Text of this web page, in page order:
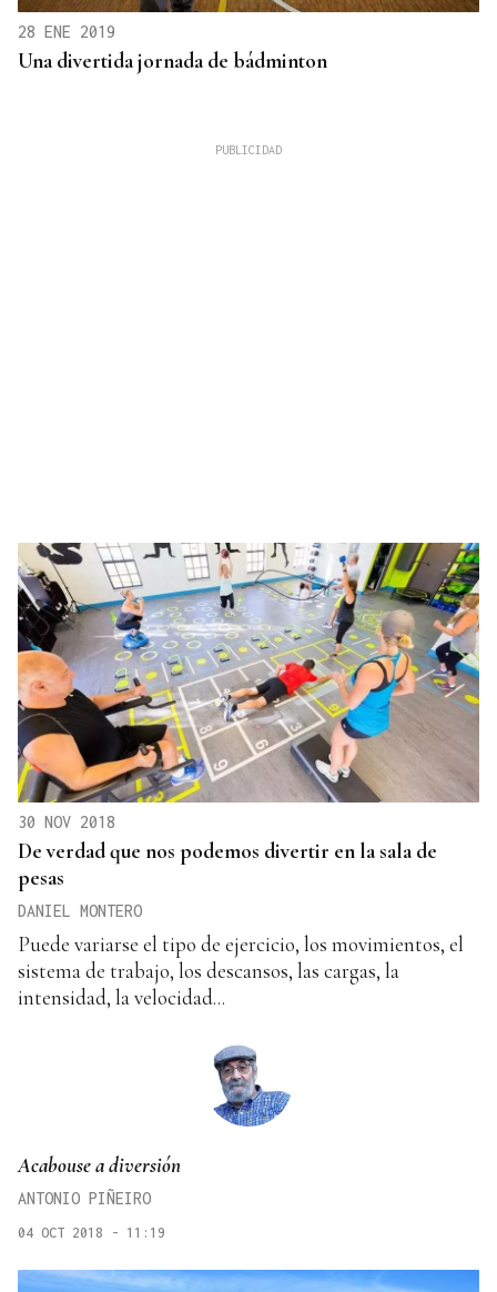
28 ENE 2019
Una divertida jornada de bádminton
30 NOV 2018
De verdad que nos podemos divertir en la sala de
pesas
DANIEL MONTERO
Puede variarse el tipo de ejercicio, los movimientos, el
sistema de trabajo, los descansos, las cargas, la
intensidad, la velocidad...
Acabouse a diversión
ANTONIO PIÑEIRO
04 OCT 2018 - 11:19